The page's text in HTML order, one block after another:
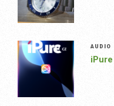
AUDIO